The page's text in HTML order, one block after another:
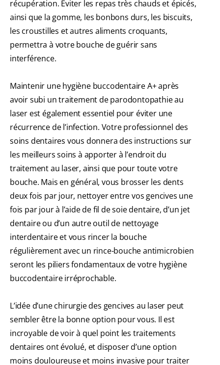
récupération. Éviter les repas très chauds et épicés,
ainsi que la gomme, les bonbons durs, les biscuits,
les croustilles et autres aliments croquants,
permettra à votre bouche de guérir sans
interférence.
Maintenir une hygiène buccodentaire A+ après
avoir subi un traitement de parodontopathie au
laser est également essentiel pour éviter une
récurrence de l’infection. Votre professionnel des
soins dentaires vous donnera des instructions sur
les meilleurs soins à apporter à l’endroit du
traitement au laser, ainsi que pour toute votre
bouche. Mais en général, vous brosser les dents
deux fois par jour, nettoyer entre vos gencives une
fois par jour à l’aide de fil de soie dentaire, d’un jet
dentaire ou d’un autre outil de nettoyage
interdentaire et vous rincer la bouche
régulièrement avec un rince-bouche antimicrobien
seront les piliers fondamentaux de votre hygiène
buccodentaire irréprochable.
L’idée d’une chirurgie des gencives au laser peut
sembler être la bonne option pour vous. Il est
incroyable de voir à quel point les traitements
dentaires ont évolué, et disposer d’une option
moins douloureuse et moins invasive pour traiter